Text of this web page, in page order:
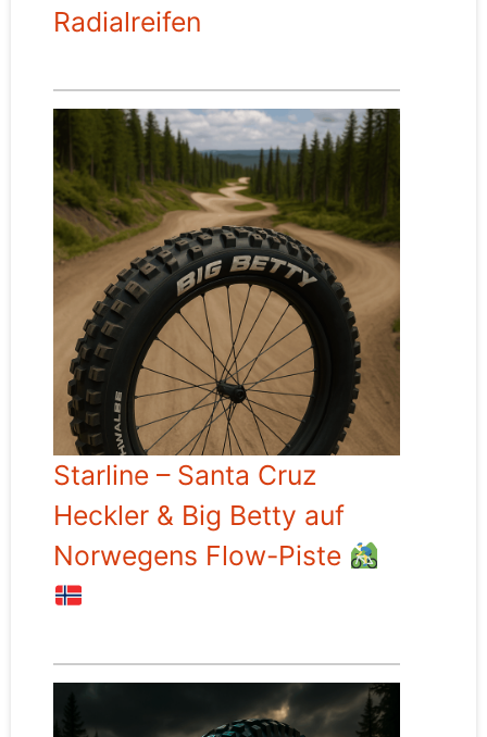
Radialreifen
Starline – Santa Cruz
Heckler & Big Betty auf
Norwegens Flow-Piste